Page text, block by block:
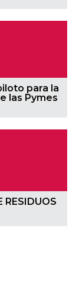
para la
las Pymes
RESIDUOS